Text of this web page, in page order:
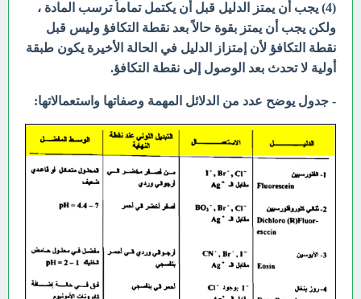
(4)
يجب أن يمتز الدليل قبل أن يكتمل تماماُ ترسب المادة ،
ولكن يجب أن يمتز بقوة حالاً بعد نقطة التكافؤ وليس قبل
نقطة التكافؤ لأن إمتزاز الدليل في الحالة الأخيرة يكون طبقة
أولية لا تحدث بعد الوصول إلى نقطة التكافؤ.
- جدول يوضح عدد من الدلائل المهمة وصفاتها واستعمالاتها: